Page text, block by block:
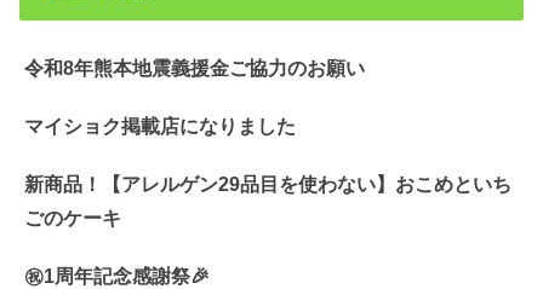
令和8年熊本地震義援金ご協力のお願い
マイショク掲載店になりました
新商品！【アレルゲン29品目を使わない】おこめといち
ごのケーキ
㊗️1周年記念感謝祭🎉